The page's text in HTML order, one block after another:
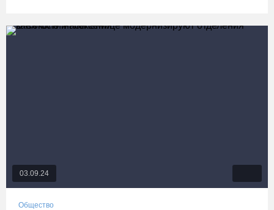
03.09.24
Общество